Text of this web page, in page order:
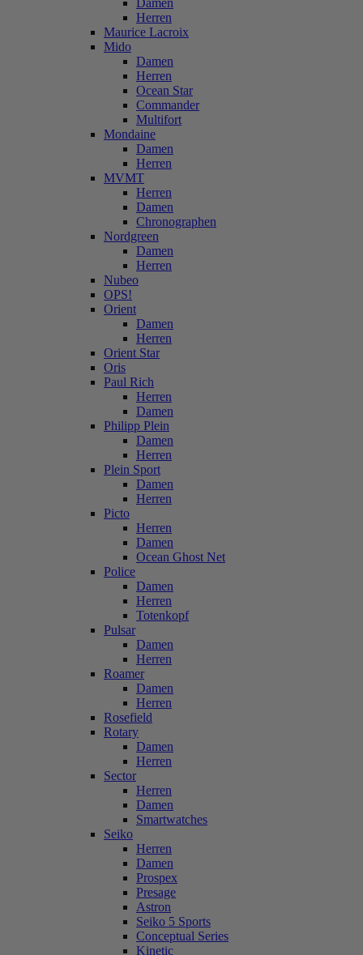
Damen
Herren
Maurice Lacroix
Mido
Damen
Herren
Ocean Star
Commander
Multifort
Mondaine
Damen
Herren
MVMT
Herren
Damen
Chronographen
Nordgreen
Damen
Herren
Nubeo
OPS!
Orient
Damen
Herren
Orient Star
Oris
Paul Rich
Herren
Damen
Philipp Plein
Damen
Herren
Plein Sport
Damen
Herren
Picto
Herren
Damen
Ocean Ghost Net
Police
Damen
Herren
Totenkopf
Pulsar
Damen
Herren
Roamer
Damen
Herren
Rosefield
Rotary
Damen
Herren
Sector
Herren
Damen
Smartwatches
Seiko
Herren
Damen
Prospex
Presage
Astron
Seiko 5 Sports
Conceptual Series
Kinetic